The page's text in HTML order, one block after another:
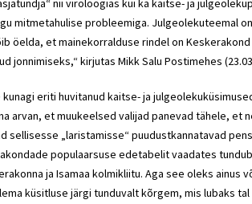
nii viroloogias kui ka kaitse- ja
mitmetahulise probleemiga. Julgeolekuteemal
öelda, et mainekorralduse rindel on Keskerakond
jonnimiseks,“ kirjutas Mikk Salu Postimehes
kunagi eriti huvitanud kaitse- ja
arvan, et muukeelsed valijad panevad tähele,
sellisesse „laristamisse“ puudustkannatavad
populaarsuse edetabelit vaadates
ja Isamaa kolmikliitu. Aga see oleks ainus
küsitluse järgi tunduvalt kõrgem, mis lubaks